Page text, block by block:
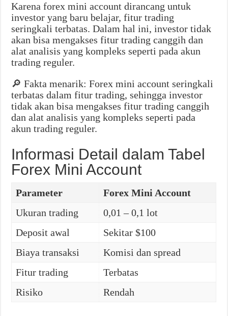
Karena forex mini account dirancang untuk
investor yang baru belajar, fitur trading
seringkali terbatas. Dalam hal ini, investor tidak
akan bisa mengakses fitur trading canggih dan
alat analisis yang kompleks seperti pada akun
trading reguler.
🔎 Fakta menarik: Forex mini account seringkali
terbatas dalam fitur trading, sehingga investor
tidak akan bisa mengakses fitur trading canggih
dan alat analisis yang kompleks seperti pada
akun trading reguler.
Informasi Detail dalam Tabel
Forex Mini Account
Parameter
Forex Mini Account
Ukuran trading
0,01 – 0,1 lot
Deposit awal
Sekitar $100
Biaya transaksi
Komisi dan spread
Fitur trading
Terbatas
Risiko
Rendah